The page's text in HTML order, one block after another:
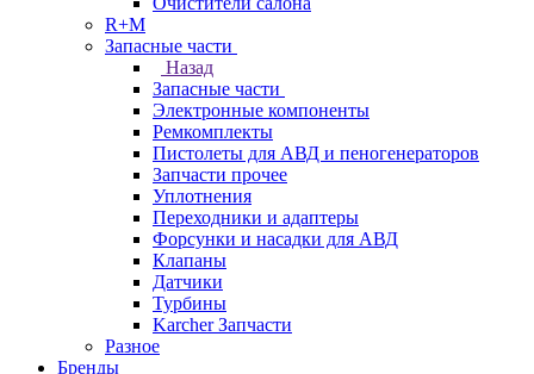
R+M
Запасные части
Назад
Запасные части
Электронные компоненты
Ремкомплекты
Пистолеты для АВД и пеногенераторов
Запчасти прочее
Уплотнения
Переходники и адаптеры
Форсунки и насадки для АВД
Клапаны
Датчики
Турбины
Karcher Запчасти
Разное
Бренды